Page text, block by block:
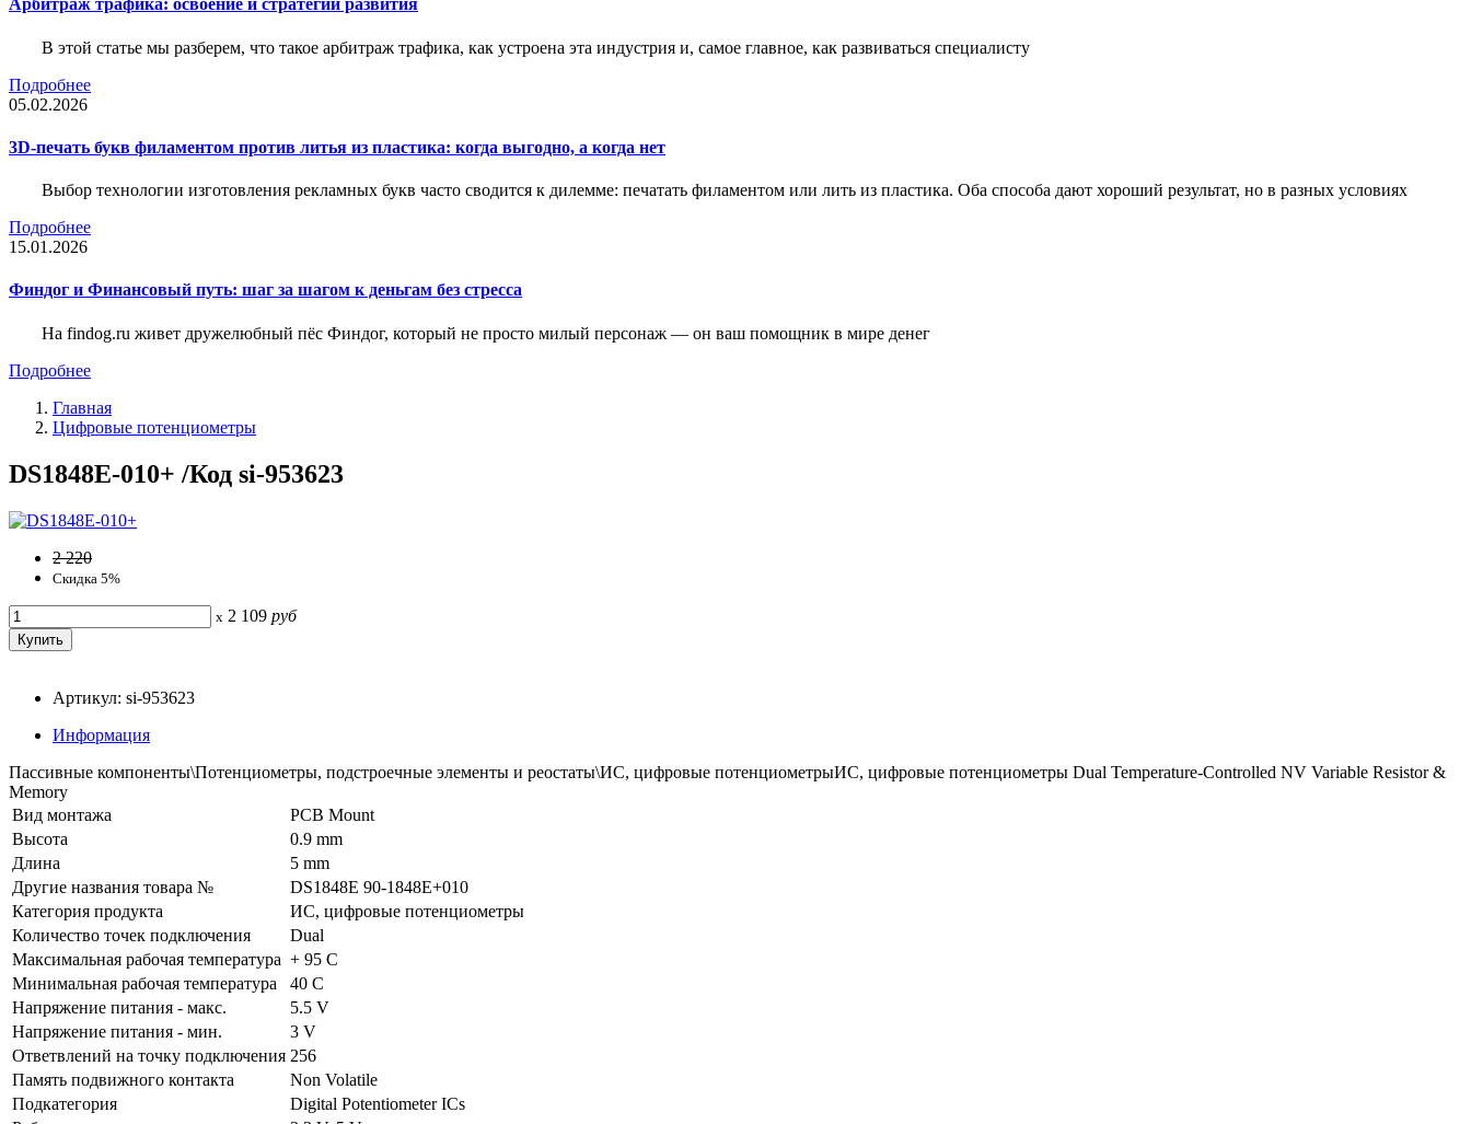
Арбитраж трафика: освоение и стратегии развития
В этой статье мы разберем, что такое арбитраж трафика, как устроена эта индустрия и, самое главное, как развиваться специалисту
Подробнее
05.02.2026
3D-печать букв филаментом против литья из пластика: когда выгодно, а когда нет
Выбор технологии изготовления рекламных букв часто сводится к дилемме: печатать филаментом или лить из пластика. Оба способа дают хороший результат, но в разных условиях
Подробнее
15.01.2026
Финдог и Финансовый путь: шаг за шагом к деньгам без стресса
На findog.ru живет дружелюбный пёс Финдог, который не просто милый персонаж — он ваш помощник в мире денег
Подробнее
Главная
Цифровые потенциометры
DS1848E-010+ /Код si-953623
2 220
Скидка 5%
x 2 109 руб
Артикул: si-953623
Информация
Пассивные компоненты\Потенциометры, подстроечные элементы и реостаты\ИС, цифровые потенциометрыИС, цифровые потенциометры Dual Temperature-Controlled NV Variable Resistor &
Memory
Вид монтажа
PCB Mount
Высота
0.9 mm
Длина
5 mm
Другие названия товара №
DS1848E 90-1848E+010
Категория продукта
ИС, цифровые потенциометры
Количество точек подключения
Dual
Максимальная рабочая температура + 95 C
Минимальная рабочая температура
40 C
Напряжение питания - макс.
5.5 V
Напряжение питания - мин.
3 V
Ответвлений на точку подключения 256
Память подвижного контакта
Non Volatile
Подкатегория
Digital Potentiometer ICs